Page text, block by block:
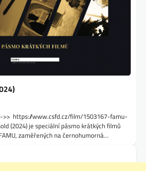
->> https://www.csfd.cz/film/1503167-famu-
(2024) je speciální pásmo krátkých filmů
zaměřených na černohumorná…